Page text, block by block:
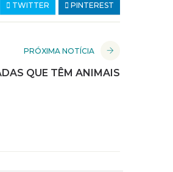
TWITTER PINTEREST
PRÓXIMA NOTÍCIA
QUE TÊM ANIMAIS